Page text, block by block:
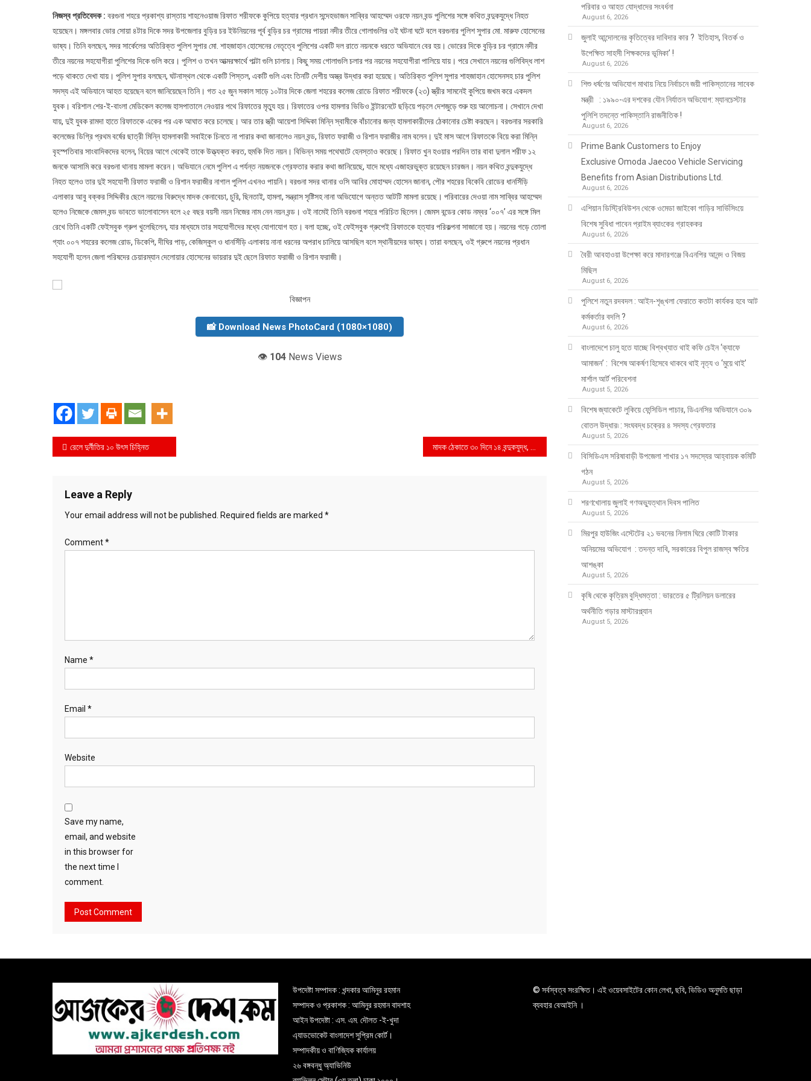
নিজস্ব প্রতিবেদক : বরগুনা শহরে প্রকাশ্য রাস্তায় শাহনেওয়াজ রিফাত শরীফকে কুপিয়ে হত্যার প্রধান সন্দেহভাজন সাব্বির আহম্মেদ ওরফে নয়ন বন্ড পুলিশের সঙ্গে কথিত বন্দুকযুদ্ধে নিহত
হয়েছেন। মঙ্গলবার ভোর সোয়া ৪টার দিকে সদর উপজেলার বুড়ির চর ইউনিয়নের পূর্ব বুড়ির চর গ্রামের পায়রা নদীর তীরে গোলাগুলির ওই ঘটনা ঘটে বলে বরগুনার পুলিশ সুপার মো. মারুফ হোসেনের
ভাষ্য। তিনি বলছেন, সদর সার্কেলের অতিরিক্ত পুলিশ সুপার মো. শাহজাহান হোসেনের নেতৃত্বে পুলিশের একটি দল রাতে নয়নকে ধরতে অভিযানে বের হয়। ভোরের দিকে বুড়ির চর গ্রামে নদীর
তীরে নয়নের সহযোগীরা পুলিশের দিকে গুলি করে। পুলিশ ও তখন আত্মরক্ষার্থে পাল্টা গুলি চালায়। কিছু সময় গোলাগুলি চলার পর নয়নের সহযোগীরা পালিয়ে যায়। পরে সেখানে নয়নের গুলিবিদ্ধ লাশ
পড়ে থাকতে দেখা যায়। পুলিশ সুপার বলছেন, ঘটনাস্থল থেকে একটি পিস্তল, একটি গুলি এবং তিনটি দেশীয় অস্ত্র উদ্ধার করা হয়েছে। অতিরিক্ত পুলিশ সুপার শাহজাহান হোসেনসহ চার পুলিশ
সদস্য এই অভিযানে আহত হয়েছেন বলে জানিয়েছেন তিনি। গত ২৫ জুন সকাল সাড়ে ১০টার দিকে জেলা শহরের কলেজ রোডে রিফাত শরীফকে (২৩) স্ত্রীর সামনেই কুপিয়ে জখম করে একদল
যুবক। বরিশাল শের-ই-বাংলা মেডিকেল কলেজ হাসপাতালে নেওয়ার পথে রিফাতের মৃত্যু হয়। রিফাতের ওপর হামলার ভিডিও ইন্টারনেটে ছড়িয়ে পড়লে দেশজুড়ে শুরু হয় আলোচনা। সেখানে দেখা
যায়, দুই যুবক রামদা হাতে রিফাতকে একের পর এক আঘাত করে চলেছে। আর তার স্ত্রী আয়েশা সিদ্দিকা মিন্নি স্বামীকে বাঁচানোর জন্য হামলাকারীদের ঠেকানোর চেষ্টা করছেন। বরগুনার সরকারি
কলেজের ডিগ্রি প্রথম বর্ষের ছাত্রী মিন্নি হামলাকারী সবাইকে চিনতে না পারার কথা জানালেও নয়ন বন্ড, রিফাত ফরাজী ও রিশান ফরাজীর নাম বলেন। দুই মাস আগে রিফাতকে বিয়ে করা মিন্নি
বৃহস্পতিবার সাংবাদিকদের বলেন, বিয়ের আগে থেকেই তাকে উত্ত্যক্ত করত, হুমকি দিত নয়ন। বিভিন্ন সময় পথেঘাটে হেনস্তাও করেছে। রিফাত খুন হওয়ার পরদিন তার বাবা দুলাল শরীফ ১২
জনকে আসামি করে বরগুনা থানায় মামলা করেন। অভিযানে নেমে পুলিশ এ পর্যন্ত নয়জনকে গ্রেফতার করার কথা জানিয়েছে, যাদে মধ্যে এজাহরভুক্ত রয়েছেন চারজন। নয়ন কথিত বন্দুকযুদ্ধে
নিহত হলেও তার দুই সহযোগী রিফাত ফরাজী ও রিশান ফরাজীর নাগাল পুলিশ এখনও পায়নি। বরগুনা সদর থানার ওসি আবির মোহাম্মদ হোসেন জানান, পৌর শহরের বিকেবি রোডের ধানসিঁড়ি
এলাকার আবু বক্কর সিদ্দিকীর ছেলে নয়নের বিরুদ্ধে মাদক কেনাবেচা, চুরি, ছিনতাই, হামলা, সন্ত্রাস সৃষ্টিসহ নানা অভিযোগে অন্তত আটটি মামলা রয়েছে। পরিবারের দেওয়া নাম সাব্বির আহম্মেদ
হলেও নিজেকে জেমস বন্ড ভাবতে ভালোবাসেন বলে ২৫ বছর বয়সী নয়ন নিজের নাম নেন নয়ন বন্ড। ওই নামেই তিনি বরগুনা শহরে পরিচিত ছিলেন। জেমস বন্ডের কোড নম্বর ‘০০৭’ এর সঙ্গে মিল
রেখে তিনি একটি ফেইসবুক গ্রুপ খুলেছিলেন, যার মাধ্যমে তার সহযোগীদের মধ্যে যোগাযোগ হত। বলা হচ্ছে, ওই ফেইসবুক গ্রুপেই রিফাতকে হত্যার পরিকল্পনা সাজানো হয়। নয়নের গড়ে তোলা
গ্যাং ০০৭ শহরের কলেজ রোড, ডিকেপি, দীঘির পাড়, কেজিস্কুল ও ধানসিঁড়ি এলাকায় নানা ধরনের অপরাধ চালিয়ে আসছিল বলে স্থানীয়দের ভাষ্য। তারা বলছেন, ওই গ্রুপে নয়নের প্রধান
সহযোগী হলেন জেলা পরিষদের চেয়ারম্যান দেলোয়ার হোসেনের ভায়রার দুই ছেলে রিফাত ফরাজী ও রিশান ফরাজী।
বিজ্ঞাপন
📸 Download News PhotoCard (1080×1080)
👁️ 104News Views
Post
রেলে দুর্নীতির ১০ উৎস চিহ্নিত
Leave a Reply
Your email address will not be published. Required fields are marked *
Comment*
Name *
Email *
Website
Save my name,
email, and website
in this browser for
the next time I
comment.
পরিবার ও আহত যোদ্ধাদের সংবর্ধনা
August 6, 2026
জুলাই আন্দোলনের কৃতিত্বের দাবিদার কার ? ইতিহাস, বিতর্ক ও
উপেক্ষিত সাহসী শিক্ষকদের ভূমিকা’ !
August 6, 2026
শিশু ধর্ষণের অভিযোগ মাথায় নিয়ে নির্বাচনে জয়ী পাকিস্তানের সাবেক
মন্ত্রী : ১৯৯০-এর দশকের যৌন নির্যাতন অভিযোগ: ম্যানচেস্টার
পুলিশি তদন্তে পাকিস্তানি রাজনীতিক !
August 6, 2026
Prime Bank Customers to Enjoy
Exclusive Omoda Jaecoo Vehicle Servicing
Benefits from Asian Distributions Ltd.
August 6, 2026
এশিয়ান ডিস্ট্রিবিউশন থেকে ওমেডা জাইকো গাড়ির সার্ভিসিংয়ে
বিশেষ সুবিধা পাবেন প্রাইম ব্যাংকের গ্রাহককর
August 6, 2026
বৈরী আবহাওয়া উপেক্ষা করে মাদারগঞ্জে বিএনপির আনন্দ ও বিজয়
মিছিল
August 6, 2026
পুলিশে নতুন রদবদল : আইন-শৃঙ্খলা ফেরাতে কতটা কার্যকর হবে আট
কর্মকর্তার বদলি ?
August 6, 2026
​​বাংলাদেশে চালু হতে যাচ্ছে বিশ্বখ্যাত থাই কফি চেইন ‘ক্যাফে
আমাজন’ : বিশেষ আকর্ষণ হিসেবে থাকবে থাই নৃত্য ও ‘মুয়ে থাই’
মার্শাল আর্ট পরিবেশনা
August 5, 2026
বিশেষ জ্যাকেটে লুকিয়ে ফেন্সিডিল পাচার, ডিএনসির অভিযানে ৩০৯
বোতল উদ্ধার৷ : সংঘবদ্ধ চক্রের ৪ সদস্য গ্রেফতার
August 5, 2026
বিসিডিএস সরিষাবাড়ী উপজেলা শাখার ১৭ সদস্যের আহ্বায়ক কমিটি
গঠন
August 5, 2026
শরণখোলায় জুলাই গণঅভ্যুত্থান দিবস পালিত
August 5, 2026
মিরপুর হাউজিং এস্টেটের ২১ ভবনের নিলাম ঘিরে কোটি টাকার
অনিয়মের অভিযোগ : তদন্ত দাবি, সরকারের বিপুল রাজস্ব ক্ষতির
আশঙ্কা
August 5, 2026
কৃষি থেকে কৃত্রিম বুদ্ধিমত্তা : ভারতের ৫ ট্রিলিয়ন ডলারের
অর্থনীতি গড়ার মাস্টারপ্ল্যান
August 5, 2026
উপদেষ্টা সম্পাদক : খন্দকার আমিনুর রহমান
সম্পাদক ও প্রকাশক : আমিনুর রহমান বাদশাহ
আইন উপদেষ্টা : এস. এম. দৌলত -ই-খুদা
এ্যাডভোকেট বাংলাদেশ সুপ্রিম কোর্ট।
সম্পাদকীয় ও বাণিজ্যিক কার্যালয়
২৬ বঙ্গবন্ধু অ্যাভিনিউ
© সর্বস্বত্ব সংরক্ষিত। এই ওয়েবসাইটের কোন লেখা, ছবি, ভিডিও অনুমতি ছাড়া
ব্যবহার বেআইনি ।